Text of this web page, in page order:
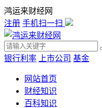
鸿运来财经网
注册 手机扫一扫
银行利率 上市公司 基金
网站首页
财经知识
百科知识